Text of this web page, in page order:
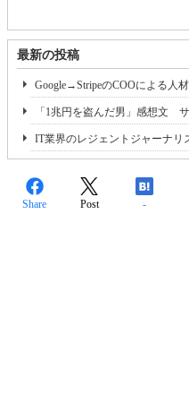
最新の投稿
Google→StripeのCOOによる人
「1兆円を盗んだ男」感想文
IT業界のレジェントジャーナリ
Share Post -